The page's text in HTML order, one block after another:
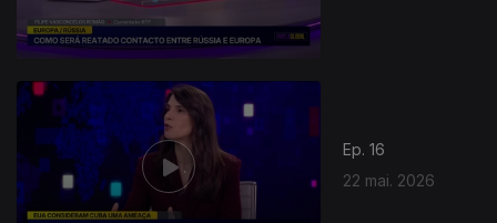
Ep. 16
22 mai. 2026